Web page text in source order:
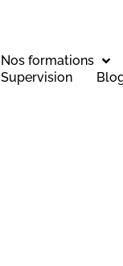
Nos formations
Supervision